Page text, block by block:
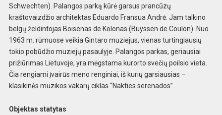
Schwechten). Palangos parką kūrė garsus prancūzų
kraštovaizdžio architektas Eduardo Fransua Andrė. Jam talkino
belgų želdintojas Boisenas de Kolonas (Buyssen de Coulon). Nuo
1963 m. rūmuose veikia Gintaro muziejus, vienas turtingiausių
tokio pobūdžio muziejų pasaulyje. Palangos parkas, geriausiai
prižiūrimas Lietuvoje, yra mėgstama kurorto svečių poilsio vieta.
Čia rengiami įvairūs meno renginiai, iš kurių garsiausias –
klasikinės muzikos vakarų ciklas “Nakties serenados”.
Objektas statytas